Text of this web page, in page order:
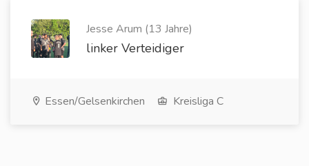
Jesse Arum (13 Jahre)
linker Verteidiger
Essen/Gelsenkirchen Kreisliga C